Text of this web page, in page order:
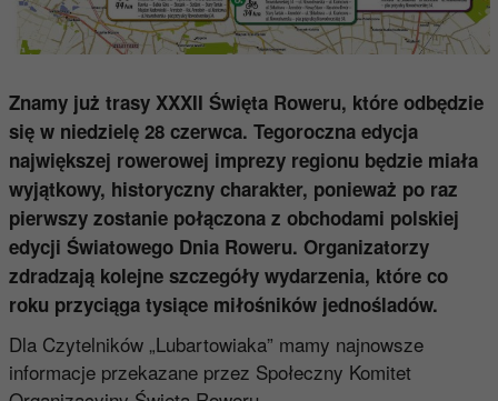
Znamy już trasy XXXII Święta Roweru, które odbędzie
się w niedzielę 28 czerwca. Tegoroczna edycja
największej rowerowej imprezy regionu będzie miała
wyjątkowy, historyczny charakter, ponieważ po raz
pierwszy zostanie połączona z obchodami polskiej
edycji Światowego Dnia Roweru. Organizatorzy
zdradzają kolejne szczegóły wydarzenia, które co
roku przyciąga tysiące miłośników jednośladów.
Dla Czytelników „Lubartowiaka” mamy najnowsze
informacje przekazane przez Społeczny Komitet